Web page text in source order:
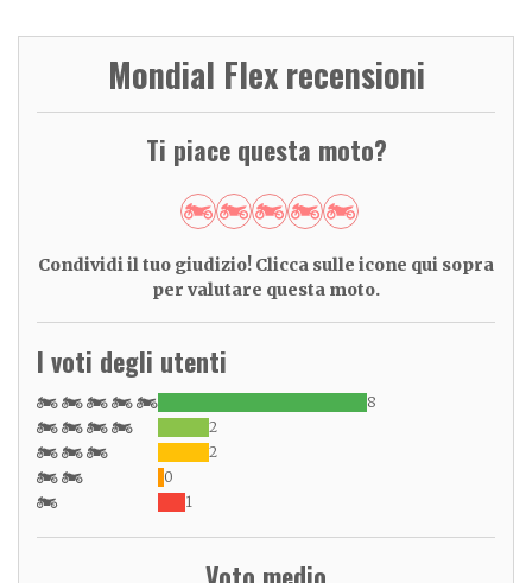
Mondial Flex recensioni
Ti piace questa moto?
Condividi il tuo giudizio! Clicca sulle icone qui sopra
per valutare questa moto.
I voti degli utenti
8
2
2
0
1